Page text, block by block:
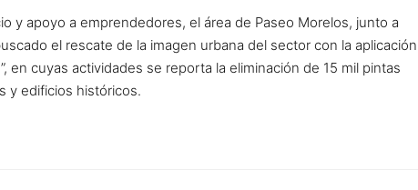
y apoyo a emprendedores, el área de Paseo Morelos, junto a
el rescate de la imagen urbana del sector con la aplicación
en cuyas actividades se reporta la eliminación de 15 mil pintas
y edificios históricos.